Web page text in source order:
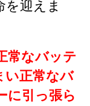
迎えま
常なバッテ
い正常なバ
に引っ張ら